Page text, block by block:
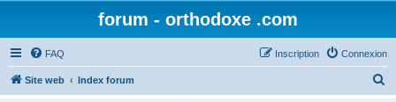
forum - orthodoxe .com
FAQ Connexion
Inscription
Site web Index forum